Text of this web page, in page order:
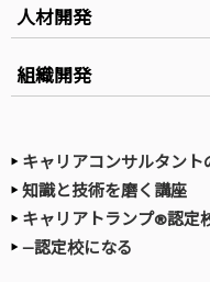
人材開発
組織開発
キャリアコンサルタント
知識と技術を磨く講座
キャリアトランプ®認定
—認定校になる